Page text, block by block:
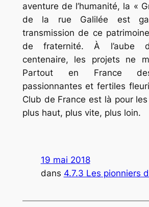
aventure de l’humanité, la «
de la rue Galilée est
transmission de ce
de fraternité. À l’aube
centenaire, les projets ne
Partout en France
passionnantes et fertiles
Club de France est là pour
plus haut, plus vite, plus loin.
19 mai 2018
dans 4.7.3 Les pionniers